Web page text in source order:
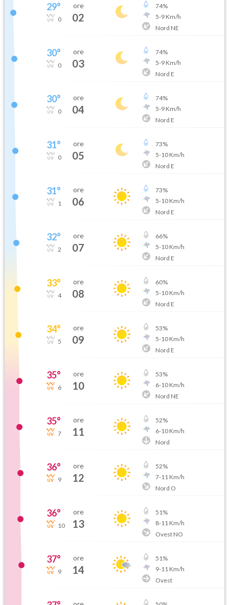
29°
0
ore
02
74%
5-9Km/h
Nord NE
30°
0
ore
03
74%
5-9Km/h
Nord E
30°
0
ore
04
74%
5-9Km/h
Nord E
31°
0
ore
05
73%
5-10Km/h
Nord E
31°
1
ore
06
73%
5-10Km/h
Nord E
32°
2
ore
07
66%
5-10Km/h
Nord E
33°
4
ore
08
60%
5-10Km/h
Nord E
34°
5
ore
09
53%
5-10Km/h
Nord E
35°
6
ore
10
53%
6-10Km/h
Nord NE
35°
7
ore
11
52%
6-10Km/h
Nord
36°
9
ore
12
52%
7-11Km/h
Nord O
36°
10
ore
13
51%
8-11Km/h
Ovest NO
37°
9
ore
14
51%
9-11Km/h
Ovest